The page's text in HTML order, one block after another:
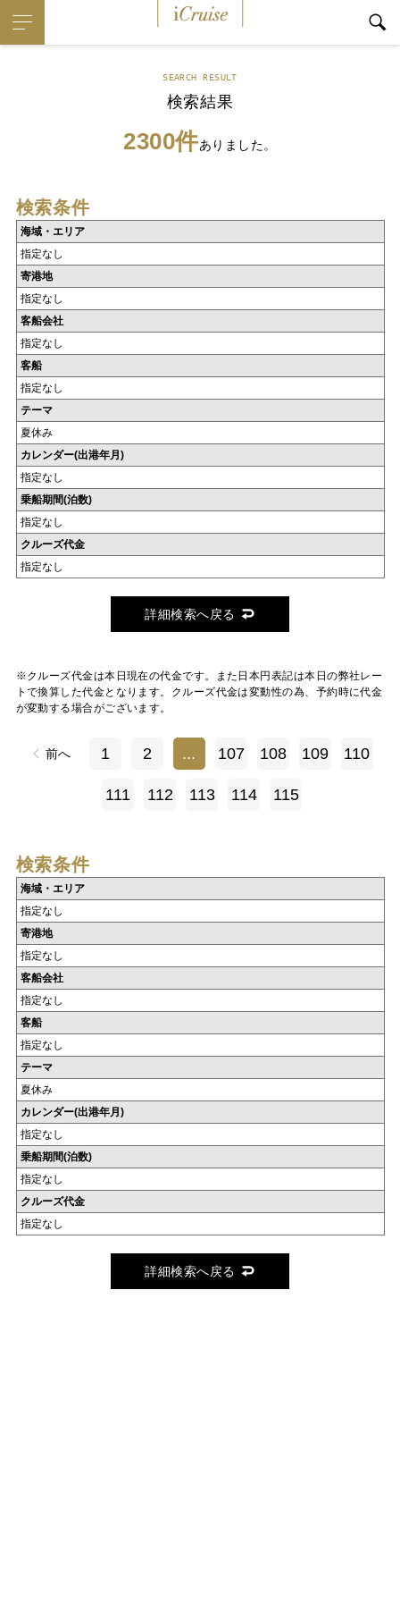
SEARCH RESULT
検索結果
2300件ありました。
検索条件
海域・エリア
指定なし
寄港地
指定なし
客船会社
指定なし
客船
指定なし
テーマ
夏休み
カレンダー(出港年月)
指定なし
乗船期間(泊数)
指定なし
クルーズ代金
指定なし
詳細検索へ戻る
※クルーズ代金は本日現在の代金です。また日本円表記は本日の弊社レー
トで換算した代金となります。クルーズ代金は変動性の為、予約時に代金
が変動する場合がございます。
前へ 1 2 ... 107 108 109 110
111 112 113 114 115
検索条件
海域・エリア
指定なし
寄港地
指定なし
客船会社
指定なし
客船
指定なし
テーマ
夏休み
カレンダー(出港年月)
指定なし
乗船期間(泊数)
指定なし
クルーズ代金
指定なし
詳細検索へ戻る